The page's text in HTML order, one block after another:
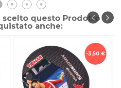
scelto questo Prodotto
anche:
-3,50 €